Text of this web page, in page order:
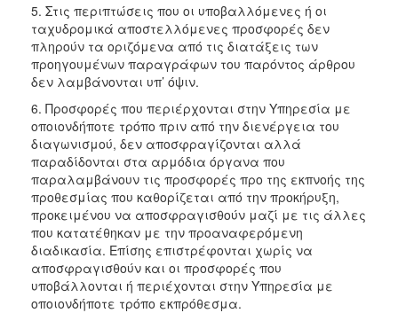
5. Στις περιπτώσεις που οι υποβαλλόμενες ή οι
ταχυδρομικά αποστελλόμενες προσφορές δεν
πληρούν τα οριζόμενα από τις διατάξεις των
προηγουμένων παραγράφων του παρόντος άρθρου
δεν λαμβάνονται υπ’ όψιν.
6. Προσφορές που περιέρχονται στην Υπηρεσία με
οποιονδήποτε τρόπο πριν από την διενέργεια του
διαγωνισμού, δεν αποσφραγίζονται αλλά
παραδίδονται στα αρμόδια όργανα που
παραλαμβάνουν τις προσφορές προ της εκπνοής της
προθεσμίας που καθορίζεται από την προκήρυξη,
προκειμένου να αποσφραγισθούν μαζί με τις άλλες
που κατατέθηκαν με την προαναφερόμενη
διαδικασία. Επίσης επιστρέφονται χωρίς να
αποσφραγισθούν και οι προσφορές που
υποβάλλονται ή περιέχονται στην Υπηρεσία με
οποιονδήποτε τρόπο εκπρόθεσμα.